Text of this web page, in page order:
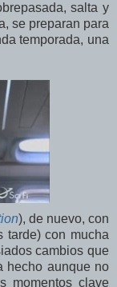
salta y
se preparan para
temporada, una
), de nuevo, con
tarde) con mucha
cambios que
hecho aunque no
momentos clave